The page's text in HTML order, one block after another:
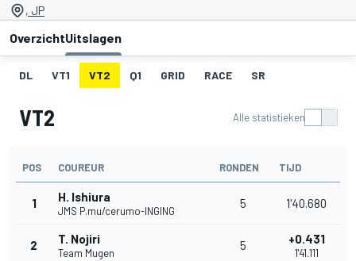
, JP
OverzichtUitslagen
DL VT1 VT2 Q1 GRID RACE SR
VT2 Alle statistieken
POS COUREUR RONDEN TIJD
1 H. Ishiura
JMS P.mu/cerumo-INGING
5 1'40.680
2 T. Nojiri
Team Mugen
5 +0.431
1'41.111